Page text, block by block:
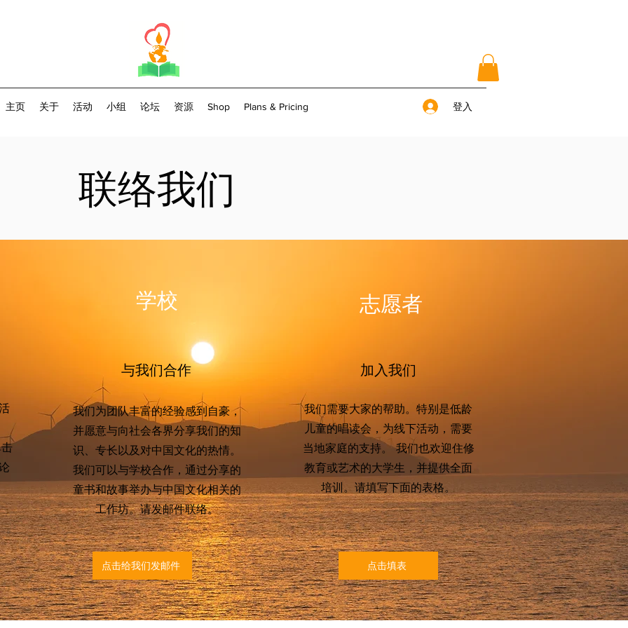
主页 关于 活动 小组 论坛 资源 Shop Plans & Pricing 登入
​联络我们
与我们合作
我们为团队丰富的经验感到自豪，
并愿意与向社会各界分享我们的知
识、专长以及对中国文化的热情。
我们可以与学校合作，通过分享的
童书和故事举办与中国文化相关的
工作坊。请发邮件联络。
点击给我们发邮件
学校
加入我们
我们需要大家的帮助。特别是低龄
儿童的唱读会，为线下活动，需要
当地家庭的支持。 我们也欢迎住修
教育或艺术的大学生，并提供全面
培训。请填写下面的表格。
点击填表
志愿者